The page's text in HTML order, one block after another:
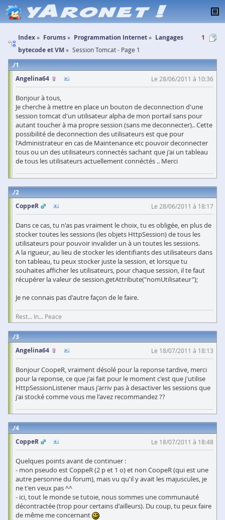
Index Forums Programmation Internet
Langages
bytecode et VM
Session Tomcat - Page 1
1
1
Angelina64
Le 28/06/2011 à 10:36
Bonjour à tous,
Je cherche à mettre en place un bouton de deconnection d'une
session tomcat d'un utilisateur alpha de mon portail sans pour
autant toucher à ma propre session (sans me deconnecter).. Cette
possibilité de deconnection des utilisateurs est que pour
l'Administrateur en cas de Maintenance etc pouvoir deconnecter
tous ou un des utilisateurs connectés sachant que j'ai un tableau
de tous les utilisateurs actuellement connéctés .. Merci
2
CoppeR
Le 28/06/2011 à 18:17
Dans ce cas, tu n'as pas vraiment le choix, tu es obligée, en plus de
stocker toutes les sessions (les objets HttpSession) de tous les
utilisateurs pour pouvoir invalider un à un toutes les sessions.
A la rigueur, au lieu de stocker les identifiants des utilisateurs dans
ton tableau, tu peux stocker juste la session, et lorsque tu
souhaites afficher les utilisateurs, pour chaque session, il te faut
récupérer la valeur de session.getAttribute("nomUtilisateur");
Je ne connais pas d'autre façon de le faire.
Rest... In... Peace
3
Angelina64
Le 18/07/2011 à 18:13
Bonjour CoopeR, vraiment désolé pour la reponse tardive, merci
pour la reponse, ce que j'ai fait pour le moment c'est que j'utilise
HttpSessionListener maus j'arriv pas à desactiver les sessions que
j'ai stocké comme vous me l'avez recommandez ??
4
CoppeR
Le 18/07/2011 à 18:48
Quelques points avant de continuer :
- mon pseudo est CoppeR (2 p et 1 o) et non CoopeR (qui est une
autre personne du forum), mais vu qu'il y avait les majuscules, je
ne t'en veux pas ^^
- ici, tout le monde se tutoie, nous sommes une communauté
décontractée (trop pour certains d'ailleurs). Du coup, tu peux faire
de même me concernant